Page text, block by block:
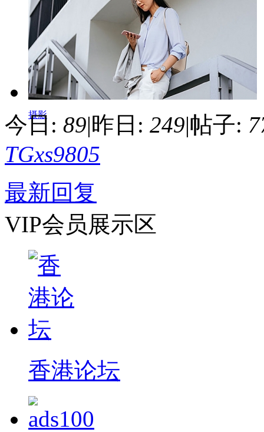
摄影
今日: 89|昨日: 249|帖子:
TGxs9805
最新回复
VIP会员展示区
香港论坛